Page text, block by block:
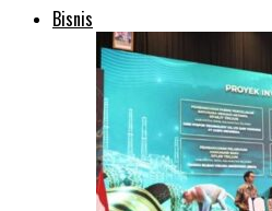
Bisnis